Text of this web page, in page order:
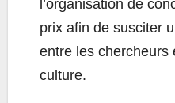
l’organisation de
prix afin de susciter
entre les chercheurs
culture.